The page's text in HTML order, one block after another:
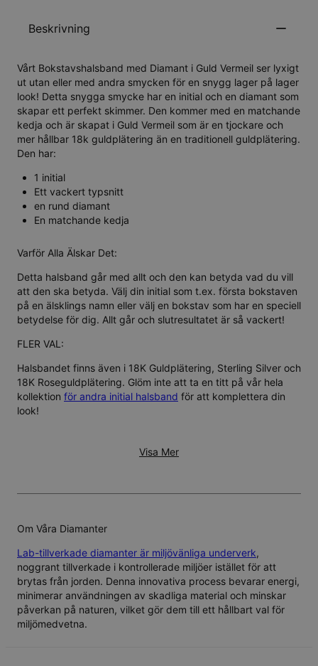
Beskrivning
Vårt Bokstavshalsband med Diamant i Guld Vermeil ser lyxigt
ut utan eller med andra smycken för en snygg lager på lager
look! Detta snygga smycke har en initial och en diamant som
skapar ett perfekt skimmer. Den kommer med en matchande
kedja och är skapat i Guld Vermeil som är en tjockare och
mer hållbar 18k guldplätering än en traditionell guldplätering.
Den har:
1 initial
Ett vackert typsnitt
en rund diamant
En matchande kedja
Visa Mer
Varför Alla Älskar Det:
Detta halsband går med allt och den kan betyda vad du vill
att den ska betyda. Välj din initial som t.ex. första bokstaven
på en älsklings namn eller välj en bokstav som har en speciell
betydelse för dig. Allt går och slutresultatet är så vackert!
FLER VAL:
Halsbandet finns även i 18K Guldplätering, Sterling Silver och
18K Roseguldplätering. Glöm inte att ta en titt på vår hela
kollektion för andra initial halsband för att komplettera din
look!
Om Våra Diamanter
Lab-tillverkade diamanter är miljövänliga underverk,
noggrant tillverkade i kontrollerade miljöer istället för att
brytas från jorden. Denna innovativa process bevarar energi,
minimerar användningen av skadliga material och minskar
påverkan på naturen, vilket gör dem till ett hållbart val för
miljömedvetna.